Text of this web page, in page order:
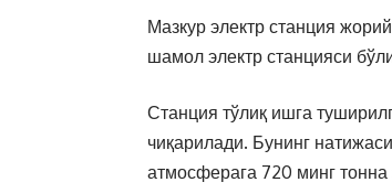
Мазкур электр станция
шамол электр станцияси
Станция тўлиқ ишга
чиқарилади. Бунинг
атмосферага 720 минг